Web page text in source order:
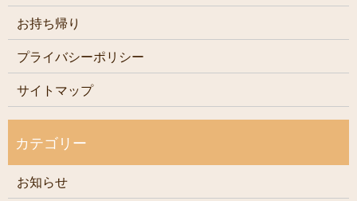
お持ち帰り
プライバシーポリシー
サイトマップ
お知らせ